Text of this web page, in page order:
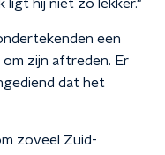
ligt hij niet zo lekker."
een
zijn aftreden. Er
dat het
zoveel Zuid-